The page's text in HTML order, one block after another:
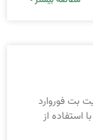
بت فوروارد
استفاده از